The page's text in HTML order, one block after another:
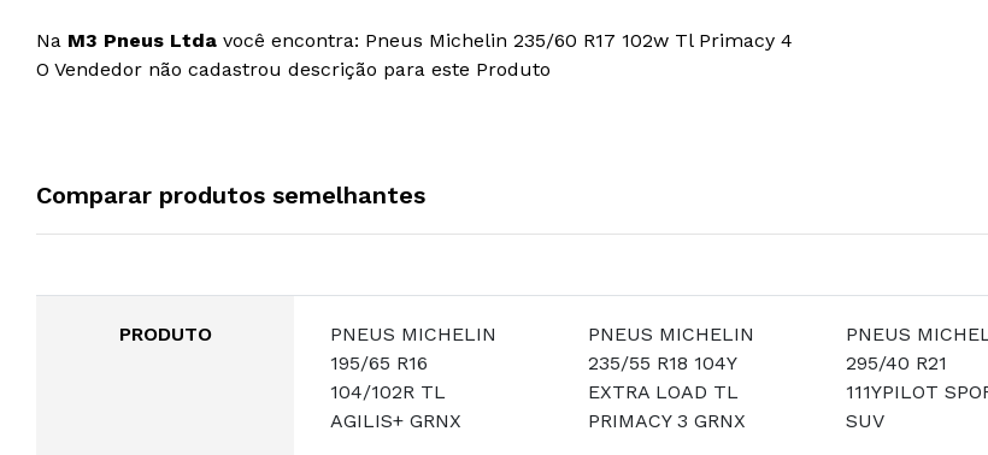
Na M3 Pneus Ltda você encontra: Pneus Michelin 235/60 R17 102w Tl Primacy 4
O Vendedor não cadastrou descrição para este Produto
Comparar produtos semelhantes
PRODUTO
PNEUS MICHELIN
195/65 R16
104/102R TL
AGILIS+ GRNX
PNEUS MICHELIN
235/55 R18 104Y
EXTRA LOAD TL
PRIMACY 3 GRNX
PNEUS
295/40 R21
111YPILOT
SUV